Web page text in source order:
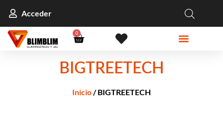
Acceder
0
BIGTREETECH
Inicio/ BIGTREETECH